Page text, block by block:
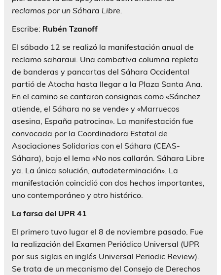
reclamos por un Sáhara Libre.
Escribe: Rubén Tzanoff
El sábado 12 se realizó la manifestación anual de
reclamo saharaui. Una combativa columna repleta
de banderas y pancartas del Sáhara Occidental
partió de Atocha hasta llegar a la Plaza Santa Ana.
En el camino se cantaron consignas como «Sánchez
atiende, el Sáhara no se vende» y «Marruecos
asesina, España patrocina». La manifestación fue
convocada por la Coordinadora Estatal de
Asociaciones Solidarias con el Sáhara (CEAS-
Sáhara), bajo el lema «No nos callarán. Sáhara Libre
ya. La única solución, autodeterminación». La
manifestación coincidió con dos hechos importantes,
uno contemporáneo y otro histórico.
La farsa del UPR 41
El primero tuvo lugar el 8 de noviembre pasado. Fue
la realización del Examen Periódico Universal (UPR
por sus siglas en inglés Universal Periodic Review).
Se trata de un mecanismo del Consejo de Derechos